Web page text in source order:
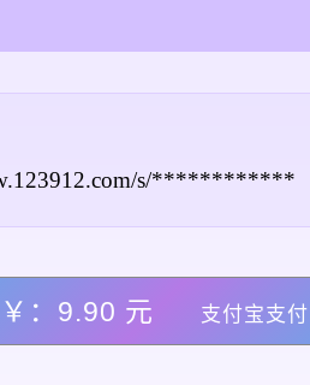
s/************
￥：9.90 元 支付宝支付